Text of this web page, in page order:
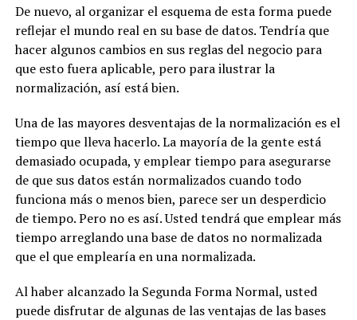
De nuevo, al organizar el esquema de esta forma puede
reflejar el mundo real en su base de datos. Tendría que
hacer algunos cambios en sus reglas del negocio para
que esto fuera aplicable, pero para ilustrar la
normalización, así está bien.
Una de las mayores desventajas de la normalización es el
tiempo que lleva hacerlo. La mayoría de la gente está
demasiado ocupada, y emplear tiempo para asegurarse
de que sus datos están normalizados cuando todo
funciona más o menos bien, parece ser un desperdicio
de tiempo. Pero no es así. Usted tendrá que emplear más
tiempo arreglando una base de datos no normalizada
que el que emplearía en una normalizada.
Al haber alcanzado la Segunda Forma Normal, usted
puede disfrutar de algunas de las ventajas de las bases